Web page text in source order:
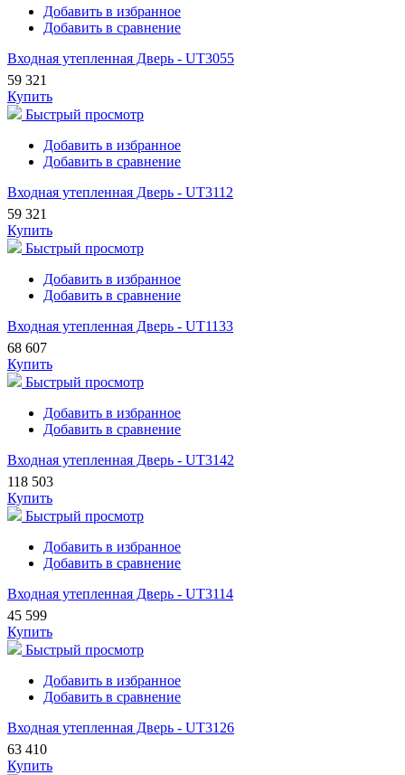
Добавить в избранное
Добавить в сравнение
Входная утепленная Дверь - UT3055
59 321
Купить
Быстрый просмотр
Добавить в избранное
Добавить в сравнение
Входная утепленная Дверь - UT3112
59 321
Купить
Быстрый просмотр
Добавить в избранное
Добавить в сравнение
Входная утепленная Дверь - UT1133
68 607
Купить
Быстрый просмотр
Добавить в избранное
Добавить в сравнение
Входная утепленная Дверь - UT3142
118 503
Купить
Быстрый просмотр
Добавить в избранное
Добавить в сравнение
Входная утепленная Дверь - UT3114
45 599
Купить
Быстрый просмотр
Добавить в избранное
Добавить в сравнение
Входная утепленная Дверь - UT3126
63 410
Купить